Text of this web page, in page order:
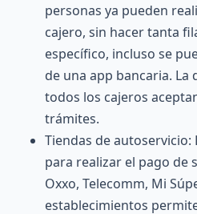
personas ya pueden
cajero, sin hacer tanta
específico, incluso se
de una app bancaria. La
todos los cajeros
trámites.
Tiendas de
para realizar el pago de
Oxxo, Telecomm, Mi
establecimientos